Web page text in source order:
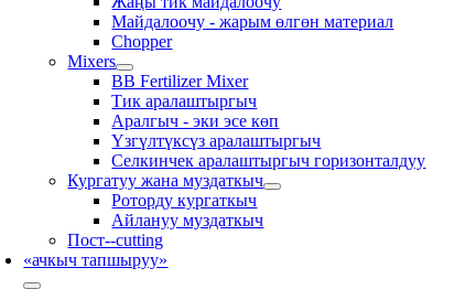
Майдалоочу - жарым өлгөн материал
Chopper
Mixers
BB Fertilizer Mixer
Тик аралаштыргыч
Аралгыч - эки эсе көп
Үзгүлтүксүз аралаштыргыч
Селкинчек аралаштыргыч горизонталдуу
Кургатуу жана муздаткыч
Роторду кургаткыч
Айлануу муздаткыч
Пост--cutting
«ачкыч тапшыруу»